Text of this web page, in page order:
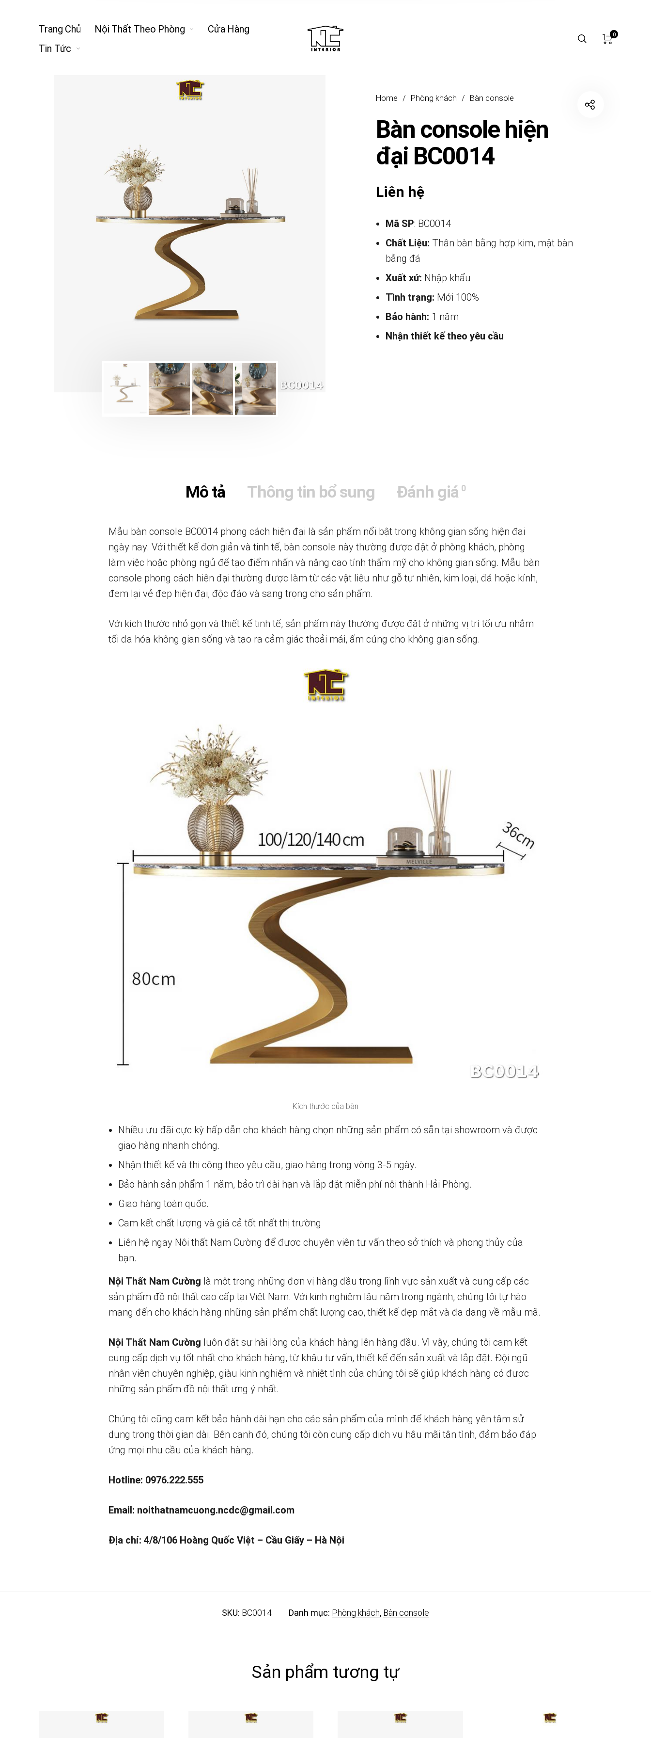
Trang Chủ Nội Thất Theo Phòng
Cửa Hàng
Tin Tức
0
Home / Phòng khách / Bàn console
Bàn console hiện
đại BC0014
Liên hệ
Mã SP: BC0014
Chất Liệu: Thân bàn bằng hợp kim, mặt bàn
bằng đá
Xuất xứ: Nhập khẩu
Tình trạng: Mới 100%
Bảo hành: 1 năm
Nhận thiết kế theo yêu cầu
Mô tả Thông tin bổ sung Đánh giá 0
Mẫu bàn console BC0014 phong cách hiện đại là sản phẩm nổi bật trong không gian sống hiện đại
ngày nay. Với thiết kế đơn giản và tinh tế, bàn console này thường được đặt ở phòng khách, phòng
làm việc hoặc phòng ngủ để tạo điểm nhấn và nâng cao tính thẩm mỹ cho không gian sống. Mẫu bàn
console phong cách hiện đại thường được làm từ các vật liệu như gỗ tự nhiên, kim loại, đá hoặc kính,
đem lại vẻ đẹp hiện đại, độc đáo và sang trọng cho sản phẩm.
Với kích thước nhỏ gọn và thiết kế tinh tế, sản phẩm này thường được đặt ở những vị trí tối ưu nhằm
tối đa hóa không gian sống và tạo ra cảm giác thoải mái, ấm cúng cho không gian sống.
Kích thước của bàn
Nhiều ưu đãi cực kỳ hấp dẫn cho khách hàng chọn những sản phẩm có sẵn tại showroom và được
giao hàng nhanh chóng.
Nhận thiết kế và thi công theo yêu cầu, giao hàng trong vòng 3-5 ngày.
Bảo hành sản phẩm 1 năm, bảo trì dài hạn và lắp đặt miễn phí nội thành Hải Phòng.
Giao hàng toàn quốc.
Cam kết chất lượng và giá cả tốt nhất thị trường
Liên hệ ngay Nội thất Nam Cường để được chuyên viên tư vấn theo sở thích và phong thủy của
bạn.
Nội Thất Nam Cường là một trong những đơn vị hàng đầu trong lĩnh vực sản xuất và cung cấp các
sản phẩm đồ nội thất cao cấp tại Việt Nam. Với kinh nghiệm lâu năm trong ngành, chúng tôi tự hào
mang đến cho khách hàng những sản phẩm chất lượng cao, thiết kế đẹp mắt và đa dạng về mẫu mã.
Nội Thất Nam Cường luôn đặt sự hài lòng của khách hàng lên hàng đầu. Vì vậy, chúng tôi cam kết
cung cấp dịch vụ tốt nhất cho khách hàng, từ khâu tư vấn, thiết kế đến sản xuất và lắp đặt. Đội ngũ
nhân viên chuyên nghiệp, giàu kinh nghiệm và nhiệt tình của chúng tôi sẽ giúp khách hàng có được
những sản phẩm đồ nội thất ưng ý nhất.
Chúng tôi cũng cam kết bảo hành dài hạn cho các sản phẩm của mình để khách hàng yên tâm sử
dụng trong thời gian dài. Bên cạnh đó, chúng tôi còn cung cấp dịch vụ hậu mãi tận tình, đảm bảo đáp
ứng mọi nhu cầu của khách hàng.
Hotline: 0976.222.555
Email: noithatnamcuong.ncdc@gmail.com
Địa chỉ: 4/8/106 Hoàng Quốc Việt – Cầu Giấy – Hà Nội
SKU: BC0014 Danh mục: Phòng khách, Bàn console
Sản phẩm tương tự